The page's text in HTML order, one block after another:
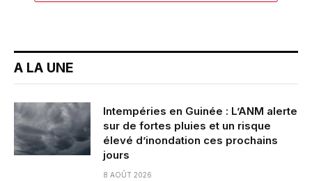
A LA UNE
Intempéries en Guinée : L’ANM alerte
sur de fortes pluies et un risque
élevé d’inondation ces prochains
jours
8 AOÛT 2026